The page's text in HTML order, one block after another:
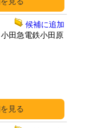
小田急電鉄小田原
候補に追加